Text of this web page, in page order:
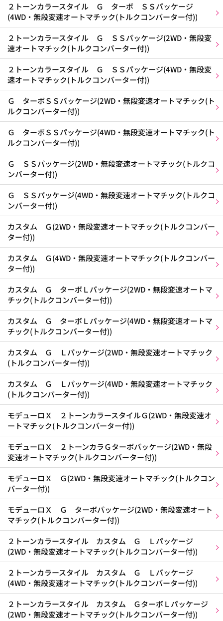
２トーンカラースタイル Ｇ ターボ ＳＳパッケージ
(4WD・無段変速オートマチック(トルクコンバーター付))
２トーンカラースタイル Ｇ ＳＳパッケージ(2WD・無段変
速オートマチック(トルクコンバーター付))
２トーンカラースタイル Ｇ ＳＳパッケージ(4WD・無段変
速オートマチック(トルクコンバーター付))
Ｇ ターボＳＳパッケージ(2WD・無段変速オートマチック(ト
ルクコンバーター付))
Ｇ ターボＳＳパッケージ(4WD・無段変速オートマチック(ト
ルクコンバーター付))
Ｇ ＳＳパッケージ(2WD・無段変速オートマチック(トルクコ
ンバーター付))
Ｇ ＳＳパッケージ(4WD・無段変速オートマチック(トルクコ
ンバーター付))
カスタム Ｇ(2WD・無段変速オートマチック(トルクコンバー
ター付))
カスタム Ｇ(4WD・無段変速オートマチック(トルクコンバー
ター付))
カスタム Ｇ ターボＬパッケージ(2WD・無段変速オートマ
チック(トルクコンバーター付))
カスタム Ｇ ターボＬパッケージ(4WD・無段変速オートマ
チック(トルクコンバーター付))
カスタム Ｇ Ｌパッケージ(2WD・無段変速オートマチック
(トルクコンバーター付))
カスタム Ｇ Ｌパッケージ(4WD・無段変速オートマチック
(トルクコンバーター付))
モデューロＸ ２トーンカラースタイルＧ(2WD・無段変速オ
ートマチック(トルクコンバーター付))
モデューロＸ ２トーンカラＧターボパッケージ(2WD・無段
変速オートマチック(トルクコンバーター付))
モデューロＸ Ｇ(2WD・無段変速オートマチック(トルクコン
バーター付))
モデューロＸ Ｇ ターボパッケージ(2WD・無段変速オート
マチック(トルクコンバーター付))
２トーンカラースタイル カスタム Ｇ Ｌパッケージ
(2WD・無段変速オートマチック(トルクコンバーター付))
２トーンカラースタイル カスタム Ｇ Ｌパッケージ
(4WD・無段変速オートマチック(トルクコンバーター付))
２トーンカラースタイル カスタム ＧターボＬパッケージ
(2WD・無段変速オートマチック(トルクコンバーター付))